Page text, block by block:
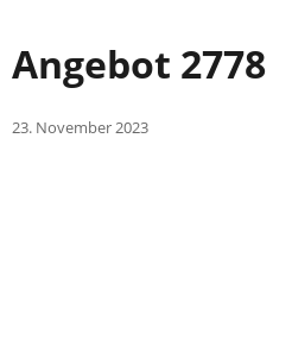
Angebot 2778
23. November 2023